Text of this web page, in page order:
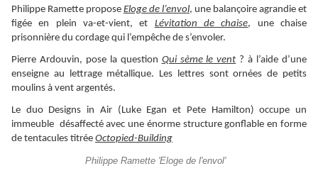
Philippe Ramette propose Eloge de l’envol, une balançoire agrandie et
figée en plein va-et-vient, et Lévitation de chaise, une chaise
prisonnière du cordage qui l’empêche de s’envoler.
Pierre Ardouvin, pose la question Qui sème le vent ? à l’aide d’une
enseigne au lettrage métallique. Les lettres sont ornées de petits
moulins à vent argentés.
Le duo Designs in Air (Luke Egan et Pete Hamilton) occupe un
immeuble désaffecté avec une énorme structure gonflable en forme
de tentacules titrée Octopied-Building
Philippe Ramette 'Eloge de l'envol'